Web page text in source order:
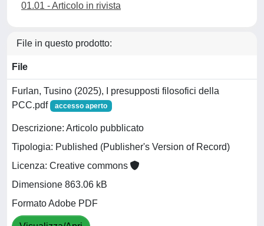
01.01 - Articolo in rivista
File in questo prodotto:
File
Furlan, Tusino (2025), I presupposti filosofici della
PCC.pdf
accesso aperto
Descrizione: Articolo pubblicato
Tipologia: Published (Publisher's Version of Record)
Licenza: Creative commons
Dimensione 863.06 kB
Formato Adobe PDF